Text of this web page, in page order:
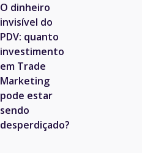
O dinheiro
invisível do
PDV: quanto
investimento
em Trade
Marketing
pode estar
sendo
desperdiçado?